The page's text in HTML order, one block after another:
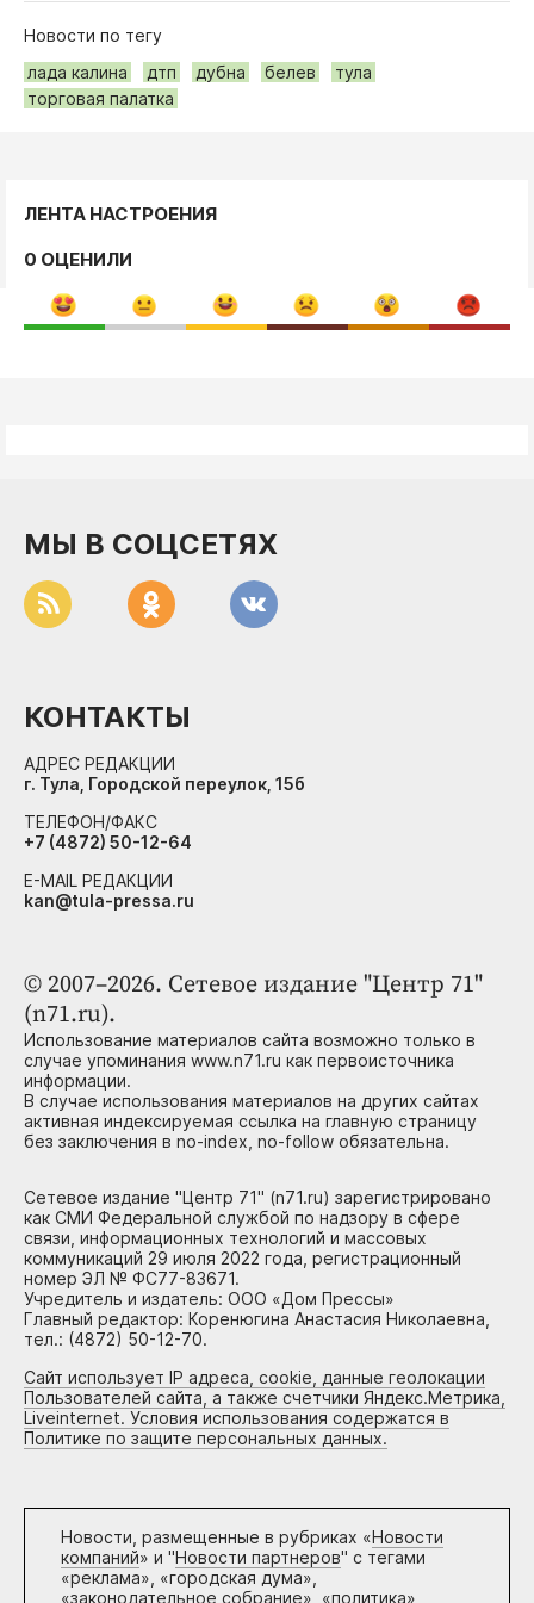
Новости по тегу
лада калина
дтп дубна белев
тула
торговая палатка
ЛЕНТА НАСТРОЕНИЯ
0 ОЦЕНИЛИ
© 2007–2026. Сетевое издание "Центр 71"
(n71.ru).
Использование материалов сайта возможно только в
случае упоминания www.n71.ru как первоисточника
информации.
В случае использования материалов на других сайтах
активная индексируемая ссылка на главную страницу
без заключения в no-index, no-follow обязательна.
Сетевое издание "Центр 71" (n71.ru) зарегистрировано
как СМИ Федеральной службой по надзору в сфере
связи, информационных технологий и массовых
коммуникаций 29 июля 2022 года, регистрационный
номер ЭЛ № ФС77-83671.
Учредитель и издатель: ООО «Дом Прессы»
Главный редактор: Коренюгина Анастасия Николаевна,
тел.: (4872) 50-12-70.
Сайт использует IP адреса, cookie, данные геолокации
Пользователей сайта, а также счетчики Яндекс.Метрика,
Liveinternet. Условия использования содержатся в
Политике по защите персональных данных.
Новости, размещенные в рубриках «Новости
компаний» и "Новости партнеров" с тегами
«реклама», «городская дума»,
«законодательное собрание», «политика»,
МЫ В СОЦСЕТЯХ
КОНТАКТЫ
АДРЕС РЕДАКЦИИ
г. Тула, Городской переулок, 15б
ТЕЛЕФОН/ФАКС
+7 (4872) 50-12-64
E-MAIL РЕДАКЦИИ
kan@tula-pressa.ru